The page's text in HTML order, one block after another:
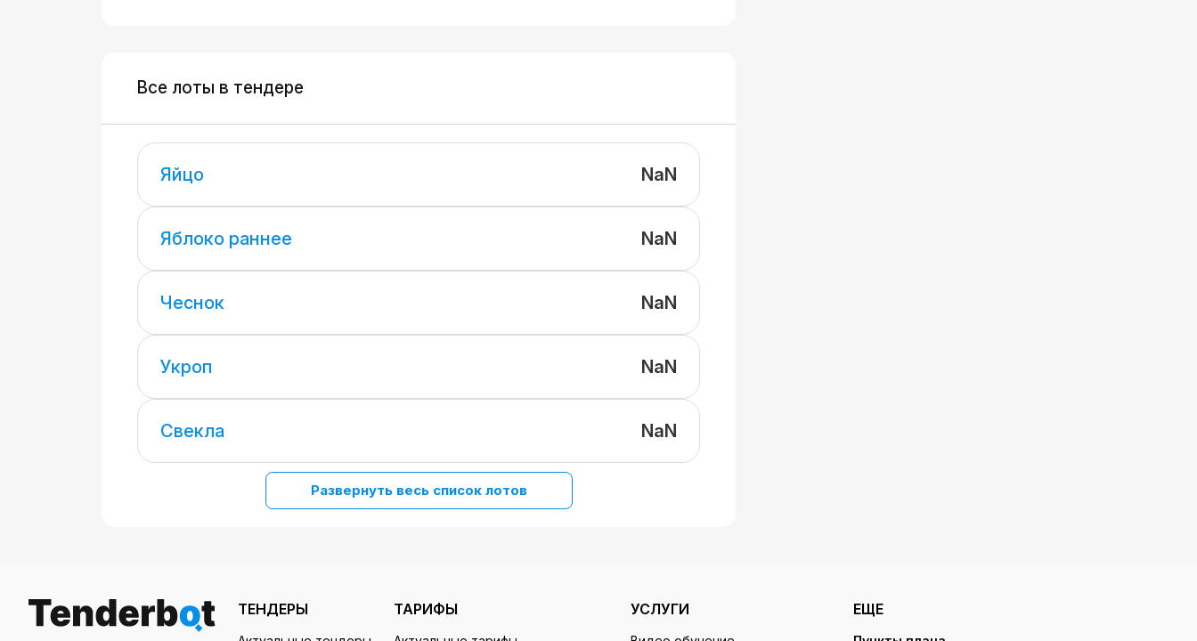
Все лоты в тендере
Яйцо NaN
Яблоко раннее NaN
Чеснок NaN
Укроп NaN
Свекла NaN
Развернуть весь список лотов
ТЕНДЕРЫ ТАРИФЫ УСЛУГИ ЕЩЕ